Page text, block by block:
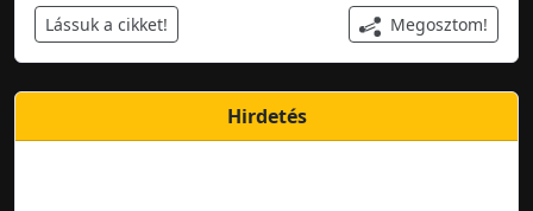
Lássuk a cikket! Megosztom!
Hirdetés